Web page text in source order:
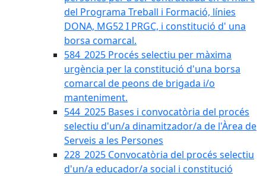
del Programa Treball i Formació, línies
DONA, MG52 I PRGC, i constitució d' una
borsa comarcal.
584_2025 Procés selectiu per màxima
urgència per la constitució d'una borsa
comarcal de peons de brigada i/o
manteniment.
544_2025 Bases i convocatòria del procés
selectiu d'un/a dinamitzador/a de l'Àrea de
Serveis a les Persones
228_2025 Convocatòria del procés selectiu
d'un/a educador/a social i constitució